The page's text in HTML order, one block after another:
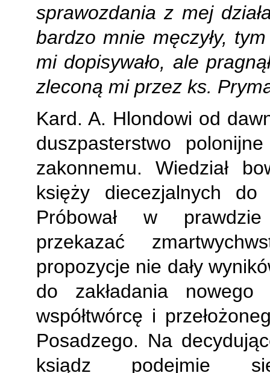
sprawozdania z mej
bardzo mnie męczyły,
mi dopisywało, ale
zleconą mi przez ks.
Kard. A. Hlondowi od
duszpasterstwo
zakonnemu. Wiedział
księży diecezjalnych
Próbował w prawdzie
przekazać
propozycje nie dały
do zakładania nowego
współtwórcę i
Posadzego. Na
ksiądz podejmie